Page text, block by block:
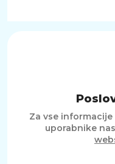
Za vse
uporabnike